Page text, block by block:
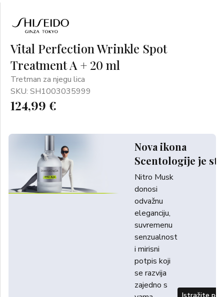
Vital Perfection Wrinkle Spot
Treatment A + 20 ml
Tretman za njegu lica
SKU: SH1003035999
124,99 €
Nova ikona
Scentologije je
Nitro Musk
donosi
odvažnu
eleganciju,
suvremenu
senzualnost
i mirisni
potpis koji
se razvija
zajedno s